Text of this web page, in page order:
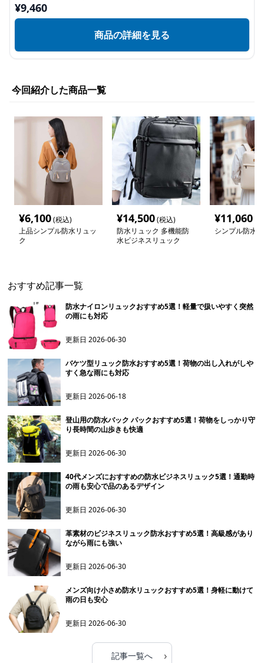
¥9,460
商品の詳細を見る
今回紹介した商品一覧
¥6,100(税込)
上品シンプル防水リュッ
ク
¥14,500(税込)
防水リュック 多機能防
水ビジネスリュック
¥11,060
シンプル防水
おすすめ記事一覧
防水ナイロンリュックおすすめ5選！軽量で扱いやすく突然
の雨にも対応
更新日2026-06-30
バケツ型リュック防水おすすめ5選！荷物の出し入れがしや
すく急な雨にも対応
更新日2026-06-18
登山用の防水バック パックおすすめ5選！荷物をしっかり守
り長時間の山歩きも快適
更新日2026-06-30
40代メンズにおすすめの防水ビジネスリュック5選！通勤時
の雨も安心で品のあるデザイン
更新日2026-06-30
革素材のビジネスリュック防水おすすめ5選！高級感があり
ながら雨にも強い
更新日2026-06-30
メンズ向け小さめ防水リュックおすすめ5選！身軽に動けて
雨の日も安心
更新日2026-06-30
記事一覧へ ›